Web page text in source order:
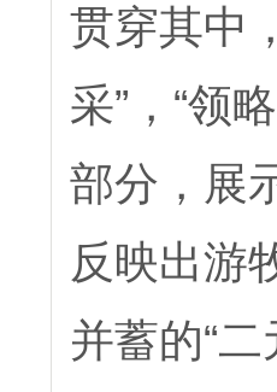
贯穿其中
采”，“领
部分，展
反映出游
并蓄的“